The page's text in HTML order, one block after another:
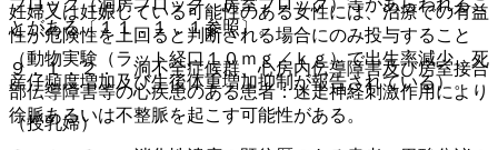
妊婦又は妊娠している可能性のある女性には、治療での有益
性が危険性を上回ると判断される場合にのみ投与すること
（動物実験（ラット経口１０ｍｇ／ｋｇ）で出生率減少、死
産仔頻度増加及び生後体重増加抑制が報告されている）。
（授乳婦）
とがある〔１１．１．１参照〕。
９．１．２． 洞不全症候群、心房内伝導障害及び房室接合
部伝導障害等の心疾患のある患者：迷走神経刺激作用により
徐脈あるいは不整脈を起こす可能性がある。